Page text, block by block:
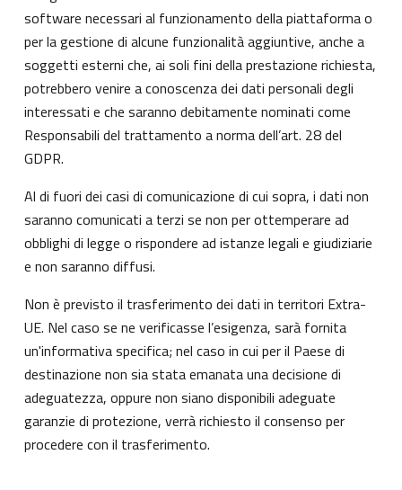
software necessari al funzionamento della piattaforma o
per la gestione di alcune funzionalità aggiuntive, anche a
soggetti esterni che, ai soli fini della prestazione richiesta,
potrebbero venire a conoscenza dei dati personali degli
interessati e che saranno debitamente nominati come
Responsabili del trattamento a norma dell’art. 28 del
GDPR.
Al di fuori dei casi di comunicazione di cui sopra, i dati non
saranno comunicati a terzi se non per ottemperare ad
obblighi di legge o rispondere ad istanze legali e giudiziarie
e non saranno diffusi.
Non è previsto il trasferimento dei dati in territori Extra-
UE. Nel caso se ne verificasse l’esigenza, sarà fornita
un'informativa specifica; nel caso in cui per il Paese di
destinazione non sia stata emanata una decisione di
adeguatezza, oppure non siano disponibili adeguate
garanzie di protezione, verrà richiesto il consenso per
procedere con il trasferimento.